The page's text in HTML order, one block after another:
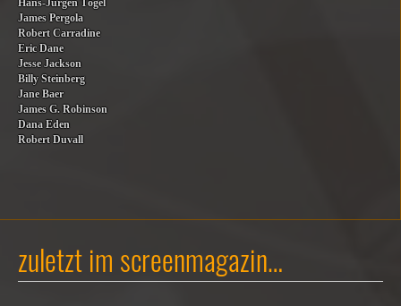
Hans-Jürgen Tögel
James Pergola
Robert Carradine
Eric Dane
Jesse Jackson
Billy Steinberg
Jane Baer
James G. Robinson
Dana Eden
Robert Duvall
zuletzt im screenmagazin…